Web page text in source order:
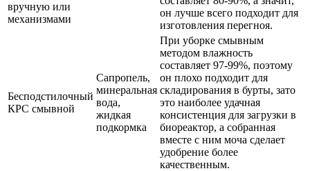
вручную или
механизмами
он лучше всего подходит для
изготовления перегноя.
Бесподстилочный
КРС смывной
Сапропель,
минеральная
вода,
жидкая
подкормка
При уборке смывным
методом влажность
составляет 97-99%, поэтому
он плохо подходит для
складирования в бурты, зато
это наиболее удачная
консистенция для загрузки в
биореактор, а собранная
вместе с ним моча сделает
удобрение более
качественным.